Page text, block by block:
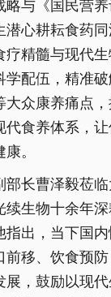
略与《国民营
潜心耕耘食药
精髓与现代生
配伍，精准
大众康养痛点
代食养体系，
。
部长曹泽毅莅
续生物十余年
指出，当下国
前移、饮食预
展，鼓励以现